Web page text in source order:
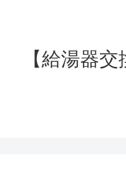
【給湯器